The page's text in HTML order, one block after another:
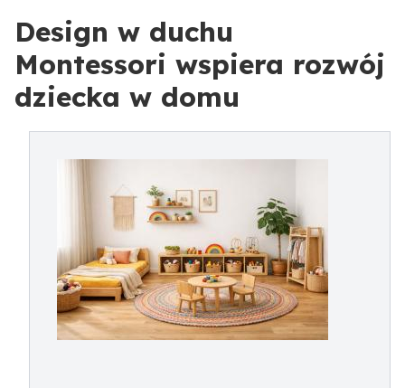
Design w duchu
Montessori wspiera rozwój
dziecka w domu